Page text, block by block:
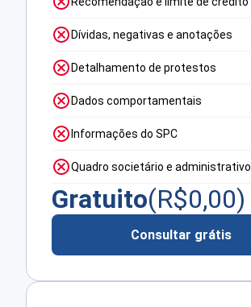
Dívidas, negativas e anotações
Detalhamento de protestos
Dados comportamentais
Informações do SPC
Quadro societário e administrativo
Gratuito(R$0,00)
Consultar grátis